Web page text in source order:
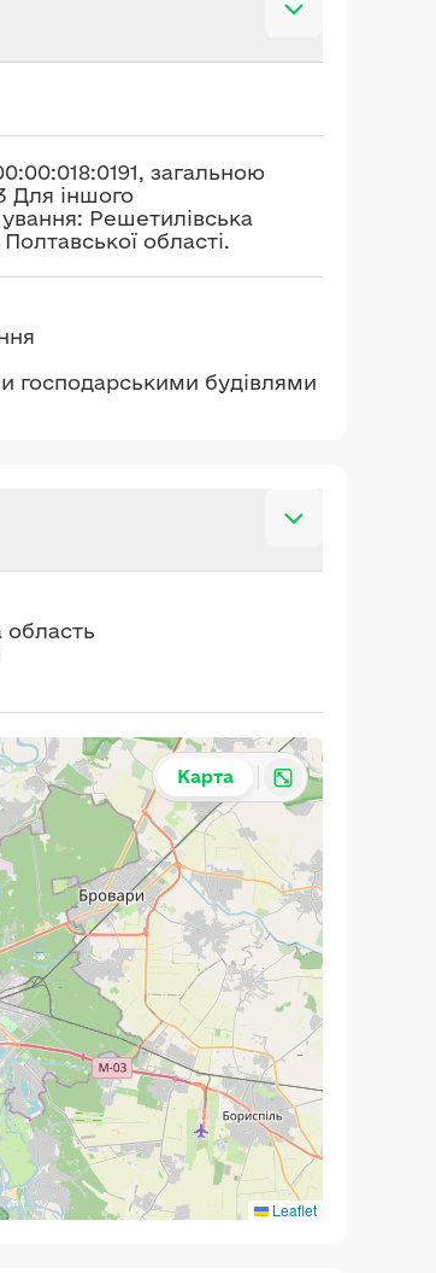
загальною
Для іншого
Решетилівська
області.
господарськими будівлями
область
Карта
Leaflet